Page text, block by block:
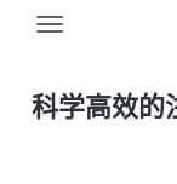
科学高效的